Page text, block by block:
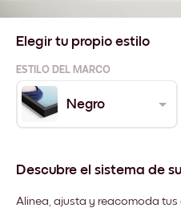
Elegir tu propio estilo
ESTILO DEL MARCO
Negro
Descubre el sistema de
Alinea, ajusta y reacomoda